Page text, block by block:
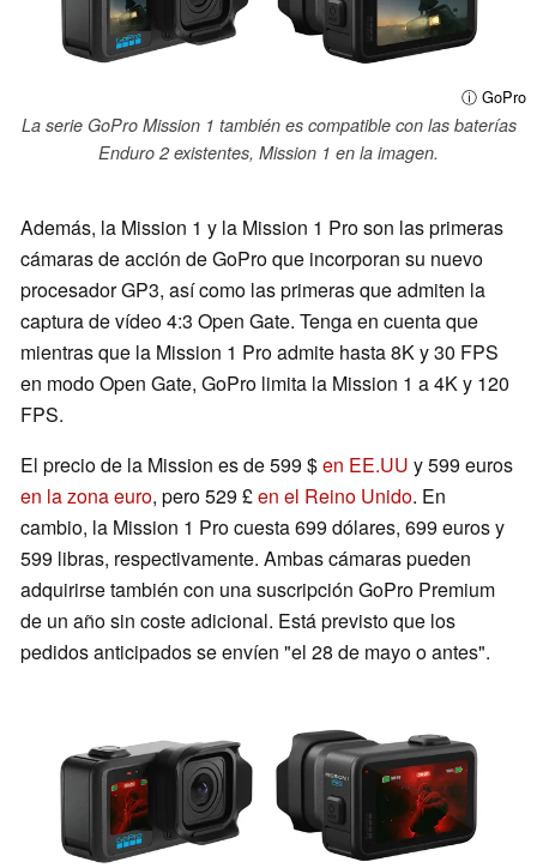
ⓘ GoPro
La serie GoPro Mission 1 también es compatible con las baterías
Enduro 2 existentes, Mission 1 en la imagen.
Además, la Mission 1 y la Mission 1 Pro son las primeras
cámaras de acción de GoPro que incorporan su nuevo
procesador GP3, así como las primeras que admiten la
captura de vídeo 4:3 Open Gate. Tenga en cuenta que
mientras que la Mission 1 Pro admite hasta 8K y 30 FPS
en modo Open Gate, GoPro limita la Mission 1 a 4K y 120
FPS.
El precio de la Mission es de 599 $en EE.UU y 599 euros
en la zona euro, pero 529 £en el Reino Unido. En
cambio, la Mission 1 Pro cuesta 699 dólares, 699 euros y
599 libras, respectivamente. Ambas cámaras pueden
adquirirse también con una suscripción GoPro Premium
de un año sin coste adicional. Está previsto que los
pedidos anticipados se envíen "el 28 de mayo o antes".